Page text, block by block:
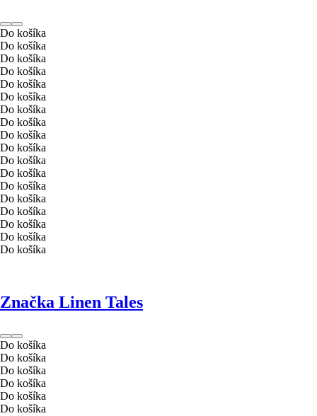
Do košíka
Do košíka
Do košíka
Do košíka
Do košíka
Do košíka
Do košíka
Do košíka
Do košíka
Do košíka
Do košíka
Do košíka
Do košíka
Do košíka
Do košíka
Do košíka
Do košíka
Do košíka
Značka Linen Tales
Do košíka
Do košíka
Do košíka
Do košíka
Do košíka
Do košíka